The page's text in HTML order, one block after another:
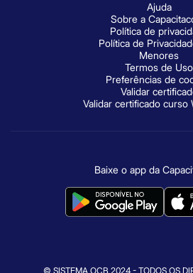
Ajuda
Sobre a
Política de
Política de
Menores
Termos de Uso
Preferências de
Validar
Validar certificado curso
Baixe o app da
© SISTEMA OCB 2024 - TODOS OS